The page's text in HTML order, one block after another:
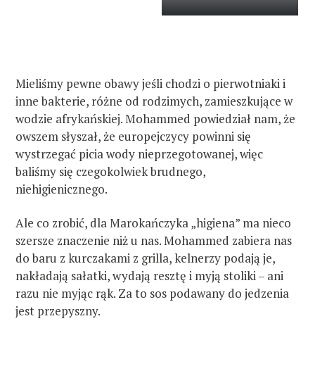
Mieliśmy pewne obawy jeśli chodzi o pierwotniaki i
inne bakterie, różne od rodzimych, zamieszkujące w
wodzie afrykańskiej. Mohammed powiedział nam, że
owszem słyszał, że europejczycy powinni się
wystrzegać picia wody nieprzegotowanej, więc
baliśmy się czegokolwiek brudnego,
niehigienicznego.
Ale co zrobić, dla Marokańczyka „higiena” ma nieco
szersze znaczenie niż u nas. Mohammed zabiera nas
do baru z kurczakami z grilla, kelnerzy podają je,
nakładają sałatki, wydają resztę i myją stoliki – ani
razu nie myjąc rąk. Za to sos podawany do jedzenia
jest przepyszny.